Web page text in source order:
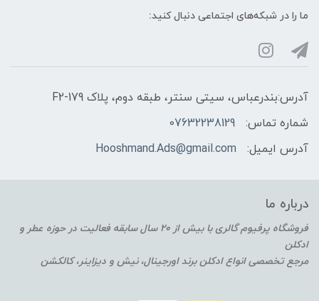
ما را در شبکه‌های اجتماعی دنبال کنید:
آدرس:بندرعباس، سیتی سنتر، طبقه دوم، پلاک F2-179
شماره تماس:
07632238129
آدرس ایمیل:
Hooshmand.Ads@gmail.com
درباره ما
فروشگاه پرفیوم گالری با بیش از 20 سال سابقه فعالیت در حوزه عطر و
ادکلن
مرجع تخصصی انواع ادکلن برند اورجینال، نیش و دیزاینر، کالکشن